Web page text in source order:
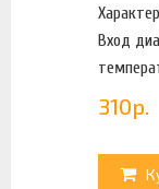
Вход
310р.